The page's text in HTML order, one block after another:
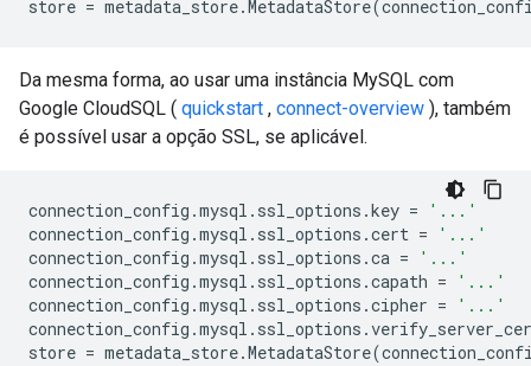
store = metadata_store. MetadataStore(
Da mesma forma, ao usar uma instância MySQL com
Google CloudSQL ( quickstart , connect-overview ), também
é possível usar a opção SSL, se aplicável.
connection_config .mysql . ssl_options .key =
'...'
connection_config .mysql . ssl_options .cert =
'...'
connection_config .mysql . ssl_options .ca =
'...'
connection_config .mysql . ssl_options .capath =
'...'
connection_config .mysql . ssl_options .cipher =
'...'
connection_config .mysql . ssl_options .
store = metadata_store.MetadataStore(